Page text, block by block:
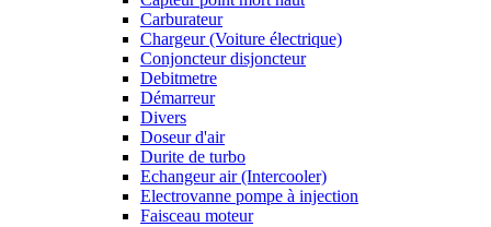
Carburateur
Chargeur (Voiture électrique)
Conjoncteur disjoncteur
Debitmetre
Démarreur
Divers
Doseur d'air
Durite de turbo
Echangeur air (Intercooler)
Electrovanne pompe à injection
Faisceau moteur